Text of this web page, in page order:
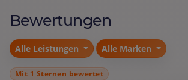
Bewertungen
Alle Leistungen Alle Marken
Mit 1 Sternen bewertet